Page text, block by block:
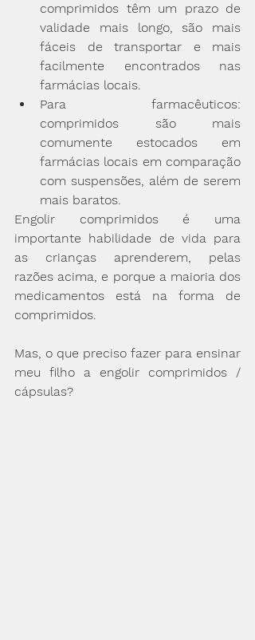
comprimidos têm um prazo de
validade mais longo, são mais
fáceis de transportar e mais
facilmente encontrados nas
farmácias locais.
Para farmacêuticos:
comprimidos são mais
comumente estocados em
farmácias locais em comparação
com suspensões, além de serem
mais baratos.
Engolir comprimidos é uma
importante habilidade de vida para
as crianças aprenderem, pelas
razões acima, e porque a maioria dos
medicamentos está na forma de
comprimidos.
Mas, o que preciso fazer para ensinar
meu filho a engolir comprimidos /
cápsulas?